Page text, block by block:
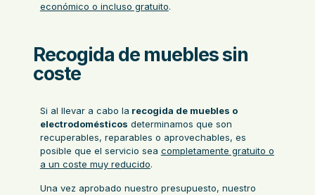
económico o incluso gratuito.
Recogida de muebles sin
coste
Si al llevar a cabo la recogida de muebles o
electrodomésticos determinamos que son
recuperables, reparables o aprovechables, es
posible que el servicio sea completamente gratuito o
a un coste muy reducido.
Una vez aprobado nuestro presupuesto, nuestro